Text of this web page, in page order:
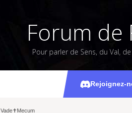
Forum de
Pour parler de Sens, du Val,
Rejoignez-
Vade✝Mecum